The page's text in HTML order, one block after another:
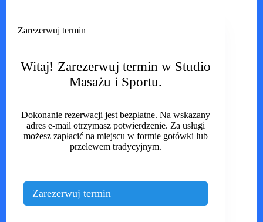
Zarezerwuj termin
Witaj! Zarezerwuj termin w Studio
Masażu i Sportu.
Dokonanie rezerwacji jest bezpłatne. Na wskazany
adres e-mail otrzymasz potwierdzenie. Za usługi
możesz zapłacić na miejscu w formie gotówki lub
przelewem tradycyjnym.
Zarezerwuj termin